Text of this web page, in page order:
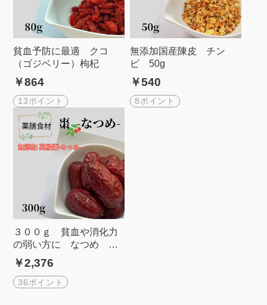
貧血予防に最適 クコ
（ゴジベリー）枸杞
￥864
13ポイント
無添加国産陳皮 チン
ピ 50g
￥540
8ポイント
３００ｇ 貧血や消化力
の弱い方に なつめ 大
棗
￥2,376
36ポイント